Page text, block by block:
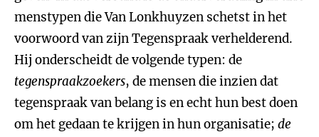
menstypen die Van Lonkhuyzen schetst in het
voorwoord van zijn Tegenspraak verhelderend.
Hij onderscheidt de volgende typen: de
tegenspraakzoekers, de mensen die inzien dat
tegenspraak van belang is en echt hun best doen
om het gedaan te krijgen in hun organisatie; de